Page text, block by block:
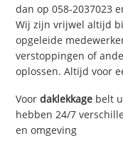
dan op 058-2037023
Wij zijn vrijwel altijd
opgeleide
verstoppingen of
oplossen. Altijd voor
Voordaklekkage belt
hebben 24/7
en omgeving